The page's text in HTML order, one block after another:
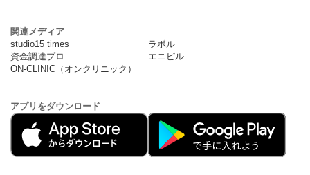
関連メディア
studio15 times
ラボル
資金調達プロ
エニピル
ON-CLINIC（オンクリニック）
アプリをダウンロード